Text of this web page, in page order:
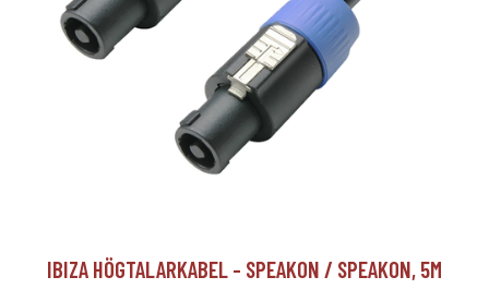
IBIZA HÖGTALARKABEL - SPEAKON / SPEAKON, 5M